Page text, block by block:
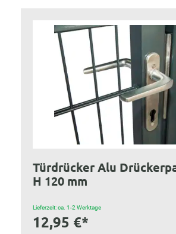
Türdrücker Alu
H 120 mm
Lieferzeit: ca. 1-2 Werktage
12,95 €*